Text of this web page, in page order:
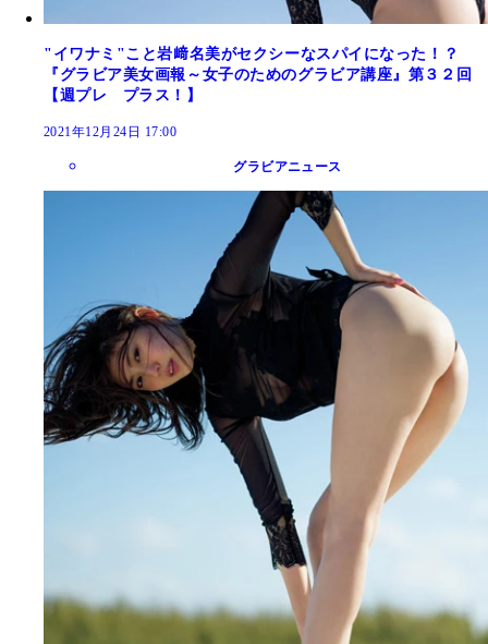
"イワナミ"こと岩﨑名美がセクシーなスパイになった！？
『グラビア美女画報～女子のためのグラビア講座』第３２回
【週プレ プラス！】
2021年12月24日 17:00
グラビアニュース